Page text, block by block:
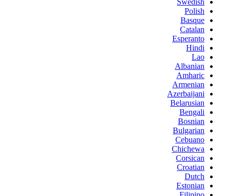
Polish
Basque
Catalan
Esperanto
Hindi
Lao
Albanian
Amharic
Armenian
Azerbaijani
Belarusian
Bengali
Bosnian
Bulgarian
Cebuano
Chichewa
Corsican
Croatian
Dutch
Estonian